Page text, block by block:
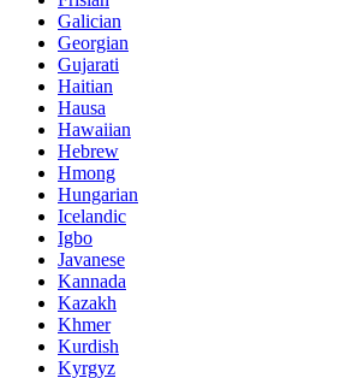
Galician
Georgian
Gujarati
Haitian
Hausa
Hawaiian
Hebrew
Hmong
Hungarian
Icelandic
Igbo
Javanese
Kannada
Kazakh
Khmer
Kurdish
Kyrgyz